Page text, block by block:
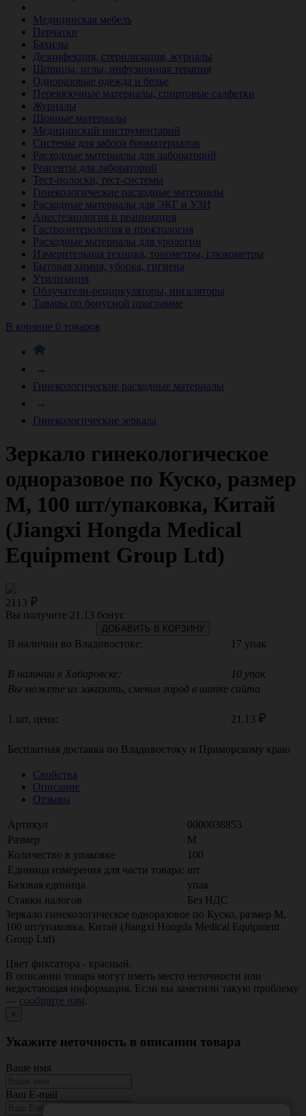
Медицинская мебель
Перчатки
Бахилы
Дезинфекция, стерилизация, журналы
Шприцы, иглы, инфузионная терапия
Одноразовые одежда и белье
Перевязочные материалы, спиртовые салфетки
Журналы
Шовные материалы
Медицинский инструментарий
Системы для забора биоматериалов
Расходные материалы для лабораторий
Реагенты для лабораторий
Тест-полоски, тест-системы
Гинекологические расходные материалы
Расходные материалы для ЭКГ и УЗИ
Анестезиология и реанимация
Гастроэнтерология и проктология
Расходные материалы для урологии
Измерительная техника, тонометры, глюкометры
Бытовая химия, уборка, гигиена
Утилизация
Облучатели-рециркуляторы, ингаляторы
Товары по бонусной программе
В корзине 0 товаров
→
Гинекологические расходные материалы
→
Гинекологические зеркала
Зеркало гинекологическое
одноразовое по Куско, размер
M, 100 шт/упаковка, Китай
(Jiangxi Hongda Medical
Equipment Group Ltd)
2113
Вы получите 21.13 бонус
ДОБАВИТЬ В КОРЗИНУ
В наличии во Владивостоке: 17 упак
В наличии в Хабаровске:
10 упак
Вы можете их заказать, сменив город в шапке сайта
1 шт, цена: 21.13
Бесплатная доставка по Владивостоку и Приморскому краю
Свойства
Описание
Отзывы
Артикул
0000038853
Размер
M
Количество в упаковке
100
Единица измерения для части товара: шт
Базовая единица
упак
Ставки налогов
Без НДС
Зеркало гинекологическое одноразовое по Куско, размер M,
100 шт/упаковка, Китай (Jiangxi Hongda Medical Equipment
Group Ltd)
Цвет фиксатора - красный.
В описании товара могут иметь место неточности или
недостающая информация. Если вы заметили такую проблему
— сообщите нам.
×
Укажите неточность в описании товара
Ваше имя
Ваш E-mail